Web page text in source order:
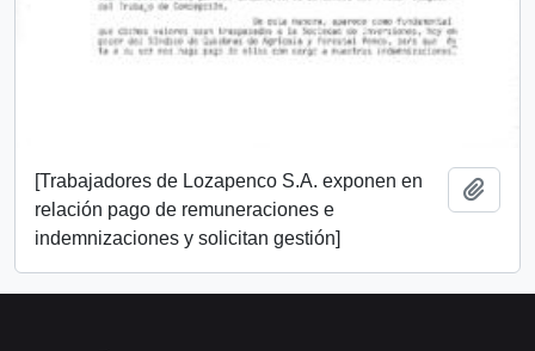
[Trabajadores de Lozapenco S.A. exponen en
relación pago de remuneraciones e
indemnizaciones y solicitan gestión]